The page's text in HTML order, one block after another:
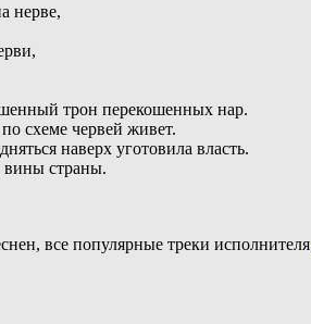
нерве,
трон перекошенных нар.
схеме червей живет.
наверх уготовила власть.
вины страны.
все популярные треки исполнителя